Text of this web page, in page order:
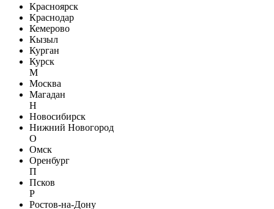
Красноярск
Краснодар
Кемерово
Кызыл
Курган
Курск
М
Москва
Магадан
Н
Новосибирск
Нижний Новогород
О
Омск
Оренбург
П
Псков
Р
Ростов-на-Дону